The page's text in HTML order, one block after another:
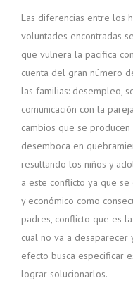
Las diferencias entre los
voluntades encontradas
que vulnera la pacífica
cuenta del gran número
las familias: desempleo,
comunicación con la
cambios que se
desemboca en
resultando los niños y
a este conflicto ya que
y económico como
padres, conflicto que es
cual no va a desaparecer
efecto busca especificar
lograr solucionarlos.